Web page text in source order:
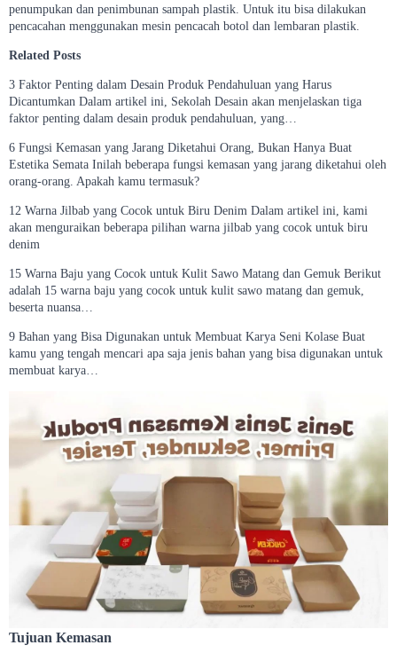
penumpukan dan penimbunan sampah plastik. Untuk itu bisa dilakukan
pencacahan menggunakan mesin pencacah botol dan lembaran plastik.
Related Posts
3 Faktor Penting dalam Desain Produk Pendahuluan yang Harus
Dicantumkan Dalam artikel ini, Sekolah Desain akan menjelaskan tiga
faktor penting dalam desain produk pendahuluan, yang…
6 Fungsi Kemasan yang Jarang Diketahui Orang, Bukan Hanya Buat
Estetika Semata Inilah beberapa fungsi kemasan yang jarang diketahui oleh
orang-orang. Apakah kamu termasuk?
12 Warna Jilbab yang Cocok untuk Biru Denim Dalam artikel ini, kami
akan menguraikan beberapa pilihan warna jilbab yang cocok untuk biru
denim
15 Warna Baju yang Cocok untuk Kulit Sawo Matang dan Gemuk Berikut
adalah 15 warna baju yang cocok untuk kulit sawo matang dan gemuk,
beserta nuansa…
9 Bahan yang Bisa Digunakan untuk Membuat Karya Seni Kolase Buat
kamu yang tengah mencari apa saja jenis bahan yang bisa digunakan untuk
membuat karya…
Tujuan Kemasan